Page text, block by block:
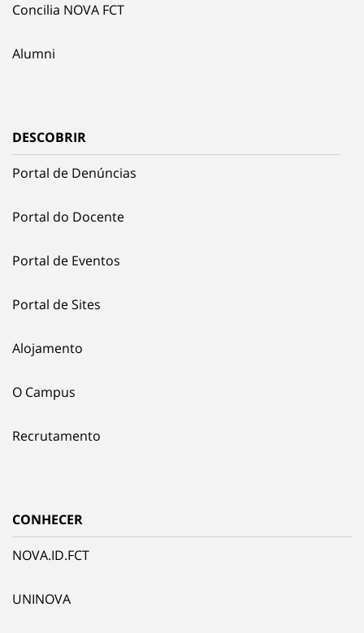
Concilia NOVA FCT
Alumni
DESCOBRIR
Portal de Denúncias
Portal do Docente
Portal de Eventos
Portal de Sites
Alojamento
O Campus
Recrutamento
CONHECER
NOVA.ID.FCT
UNINOVA